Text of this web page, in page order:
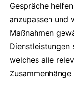
Gespräche
anzupassen und
Maßnahmen
Dienstleistungen
welches alle